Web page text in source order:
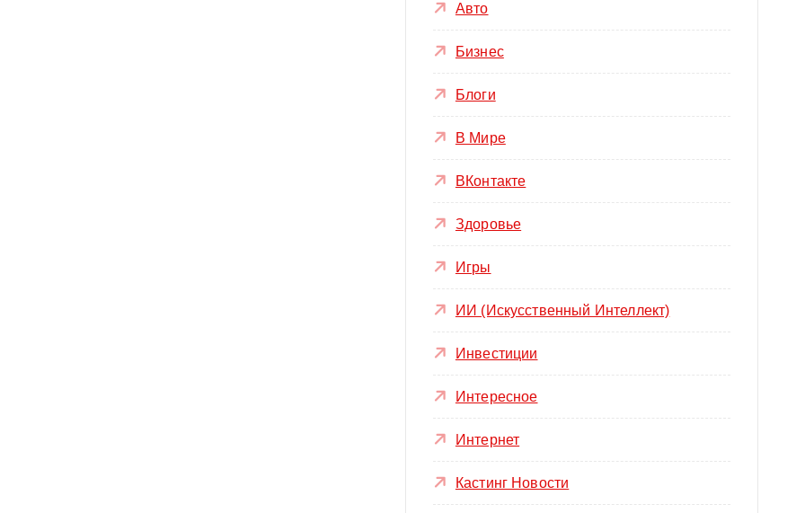
Авто
Бизнес
Блоги
В Мире
ВКонтакте
Здоровье
Игры
ИИ (Искусственный Интеллект)
Инвестиции
Интересное
Интернет
Кастинг Новости